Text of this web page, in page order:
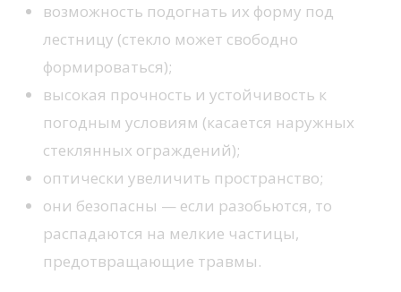
возможность подогнать их форму под
лестницу (стекло может свободно
формироваться);
высокая прочность и устойчивость к
погодным условиям (касается наружных
стеклянных ограждений);
оптически увеличить пространство;
они безопасны — если разобьются, то
распадаются на мелкие частицы,
предотвращающие травмы.